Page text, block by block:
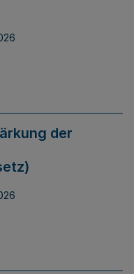
der